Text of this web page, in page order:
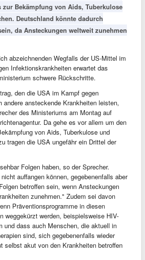
zur Bekämpfung von Aids, Tuberkulose
Deutschland könnte dadurch
da Ansteckungen weltweit zunehmen
abzeichnenden Wegfalls der US-Mittel im
Infektionskrankheiten erwartet das
schwere Rückschritte.
den die USA im Kampf gegen
andere ansteckende Krankheiten leisten,
des Ministeriums am Montag auf
Da gehe es vor allem um den
von Aids, Tuberkulose und
tragen die USA ungefähr ein Drittel der
Folgen haben, so der Sprecher.
auffangen können, gegebenenfalls aber
betroffen sein, wenn Ansteckungen
zunehmen." Zudem sei davon
Präventionsprogramme in diesen
weggekürzt werden, beispielsweise HIV-
und dass auch Menschen, die aktuell in
sind, sich gegebenenfalls wieder
selbst akut von den Krankheiten betroffen